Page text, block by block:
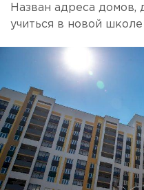
Назван адреса домов,
учиться в новой